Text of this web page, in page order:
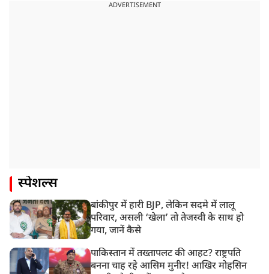
ADVERTISEMENT
स्पेशल्स
बांकीपुर में हारी BJP, लेकिन सदमे में लालू
परिवार, असली ‘खेला’ तो तेजस्वी के साथ हो
गया, जानें कैसे
पाकिस्तान में तख्तापलट की आहट? राष्ट्रपति
बनना चाह रहे आसिम मुनीर! आखिर मोहसिन